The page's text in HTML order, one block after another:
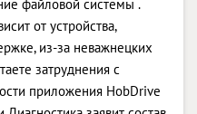
файловой системы .
от устройства,
из-за неважнецких
затруднения с
приложения HobDrive